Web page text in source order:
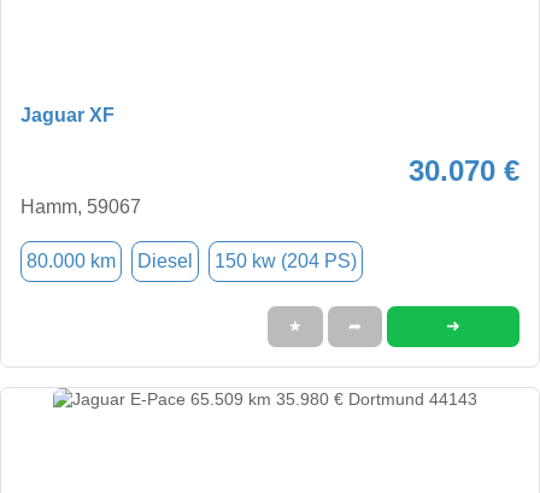
Jaguar XF
30.070 €
Hamm, 59067
80.000 km Diesel 150 kw (204 PS)
★ ➦ ➜